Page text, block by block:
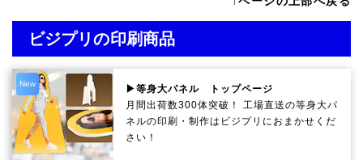
ビジプリの印刷商品
New
▶等身大パネル トップページ
月間出荷数300体突破！ 工場直送の等身大パ
ネルの印刷・制作は ビジプリ におまかせくだ
さい！